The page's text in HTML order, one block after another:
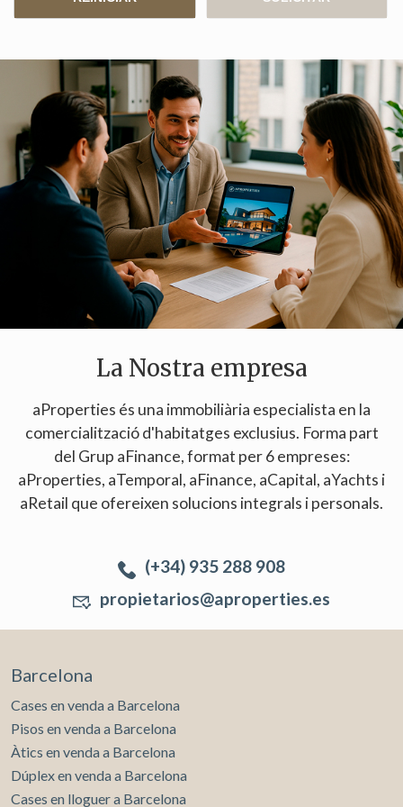
La Nostra empresa
aProperties és una immobiliària especialista en la
comercialització d'habitatges exclusius. Forma part
del Grup aFinance, format per 6 empreses:
aProperties, aTemporal, aFinance, aCapital, aYachts i
aRetail que ofereixen solucions integrals i personals.
(+34) 935 288 908
propietarios@aproperties.es
Barcelona
Cases en venda a Barcelona
Pisos en venda a Barcelona
Àtics en venda a Barcelona
Dúplex en venda a Barcelona
Cases en lloguer a Barcelona
de l'usuari a través de l'observació continuada dels seus
relacionada amb el perfil de navegació de l'usuari.